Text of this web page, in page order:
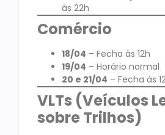
às 22h
Comércio
18/04 – Fecha às 12h
19/04 – Horário normal
20 e 21/04 – Fecha às
VLTs (Veículos
sobre Trilhos)